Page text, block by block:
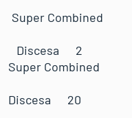
Super Combined
Discesa 2
Combined
Discesa 20